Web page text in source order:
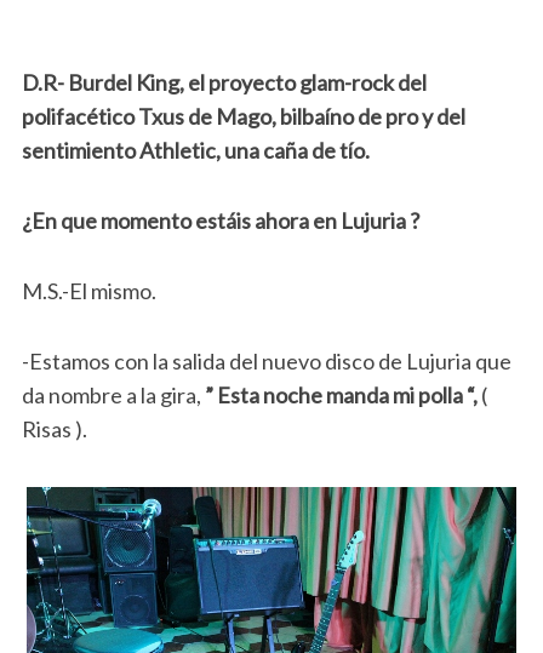
D.R- Burdel King, el proyecto glam-rock del
polifacético Txus de Mago, bilbaíno de pro y del
sentimiento Athletic, una caña de tío.
¿En que momento estáis ahora en Lujuria ?
M.S.-El mismo.
-Estamos con la salida del nuevo disco de Lujuria que
da nombre a la gira, ” Esta noche manda mi polla “,(
Risas ).